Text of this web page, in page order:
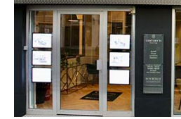
9 rue de
GRENOBLE
Envoyer un
Téléphoner